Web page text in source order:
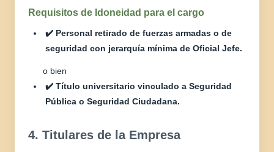
Requisitos de Idoneidad para el cargo
✔️ Personal retirado de fuerzas armadas o de
seguridad con jerarquía mínima de Oficial Jefe.
o bien
✔️ Título universitario vinculado a Seguridad
Pública o Seguridad Ciudadana.
4. Titulares de la Empresa